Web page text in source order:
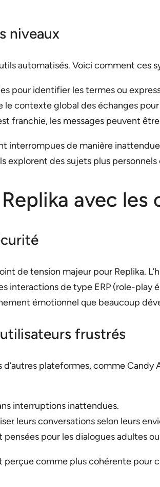
niveaux
automatisés. Voici comment ces
pour identifier les termes ou
contexte global des échanges
franchie, les messages peuvent
interrompues de manière
explorent des sujets plus
avec les
de tension majeur pour Replika.
de type ERP (role-play
émotionnel que beaucoup
frustrés
plateformes, comme
interruptions inattendues.
leurs conversations selon leurs
pour les dialogues adultes
comme plus cohérente pour